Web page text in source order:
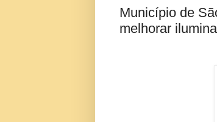
Município de
melhorar